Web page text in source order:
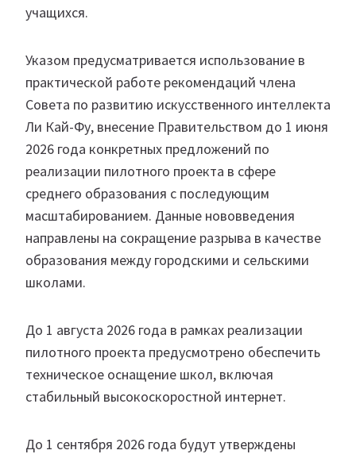
учащихся.
Указом предусматривается использование в
практической работе рекомендаций члена
Совета по развитию искусственного интеллекта
Ли Кай-Фу, внесение Правительством до 1 июня
2026 года конкретных предложений по
реализации пилотного проекта в сфере
среднего образования с последующим
масштабированием. Данные нововведения
направлены на сокращение разрыва в качестве
образования между городскими и сельскими
школами.
До 1 августа 2026 года в рамках реализации
пилотного проекта предусмотрено обеспечить
техническое оснащение школ, включая
стабильный высокоскоростной интернет.
До 1 сентября 2026 года будут утверждены